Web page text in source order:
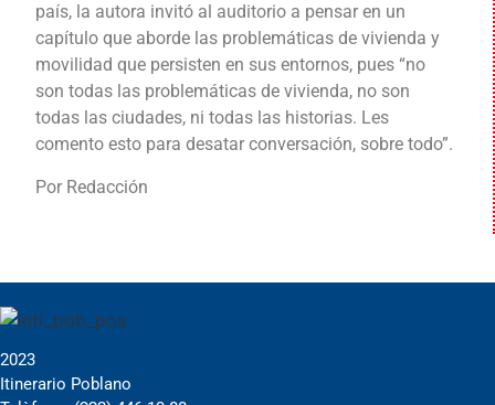
país, la autora invitó al auditorio a pensar en un
capítulo que aborde las problemáticas de vivienda y
movilidad que persisten en sus entornos, pues “no
son todas las problemáticas de vivienda, no son
todas las ciudades, ni todas las historias. Les
comento esto para desatar conversación, sobre todo”.
Por Redacción
2023
Itinerario Poblano